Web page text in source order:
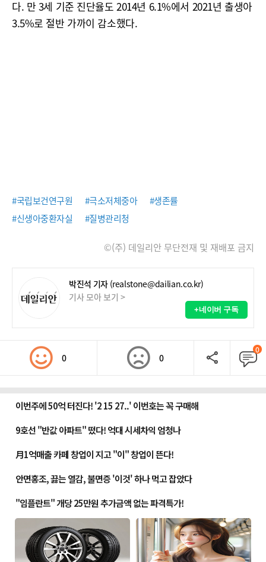
다. 만 3세 기준 진단율도 2014년 6.1%에서 2021년 출생아
3.5%로 절반 가까이 감소했다.
#국립보건연구원 #극소저체중아
#생존률
#신생아중환자실
#질병관리청
©(주) 데일리안 무단전재 및 재배포 금지
박진석 기자 (realstone@dailian.co.kr)
기사 모아 보기 >
+네이버 구독
0 0
0